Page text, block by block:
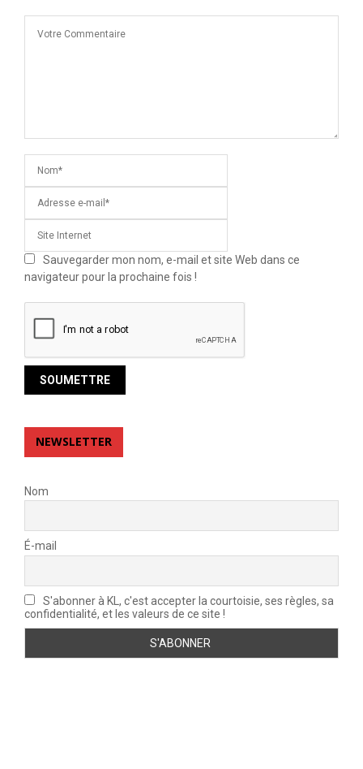
Sauvegarder mon nom, e-mail et site Web dans ce
navigateur pour la prochaine fois !
NEWSLETTER
Nom
É-mail
S'abonner à KL, c'est accepter la courtoisie, ses règles, sa
confidentialité, et les valeurs de ce site !